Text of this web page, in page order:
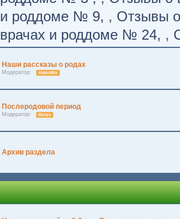
и роддоме № 9 , Отзывы
врачах и роддоме № 24 ,
Наши рассказы о родах
Модератор: majestika
Послеродовой период
Модератор: Bysya
Архив раздела